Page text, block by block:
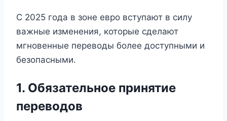
С 2025 года в зоне евро вступают в силу
важные изменения, которые сделают
мгновенные переводы более доступными и
безопасными.
1. Обязательное принятие
переводов